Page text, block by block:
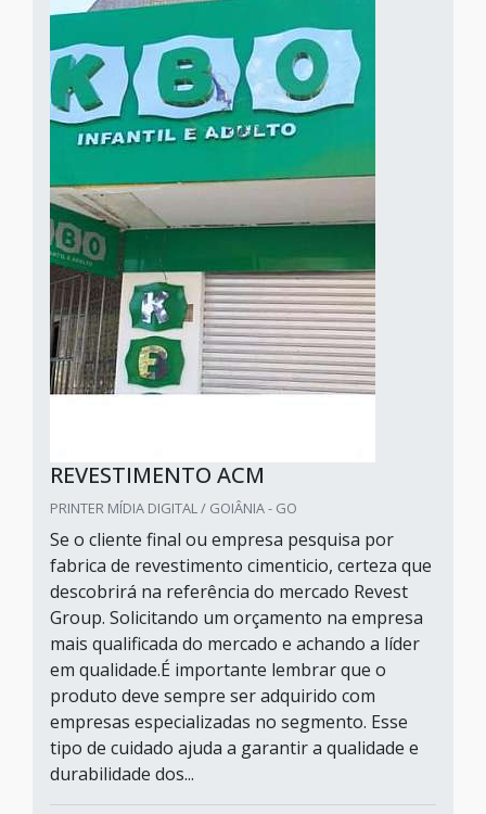
REVESTIMENTO ACM
PRINTER MÍDIA DIGITAL / GOIÂNIA - GO
Se o cliente final ou empresa pesquisa por
fabrica de revestimento cimenticio, certeza que
descobrirá na referência do mercado Revest
Group. Solicitando um orçamento na empresa
mais qualificada do mercado e achando a líder
em qualidade.É importante lembrar que o
produto deve sempre ser adquirido com
empresas especializadas no segmento. Esse
tipo de cuidado ajuda a garantir a qualidade e
durabilidade dos...